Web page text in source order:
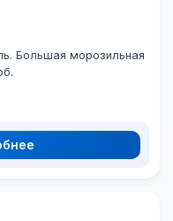
Большая морозильная